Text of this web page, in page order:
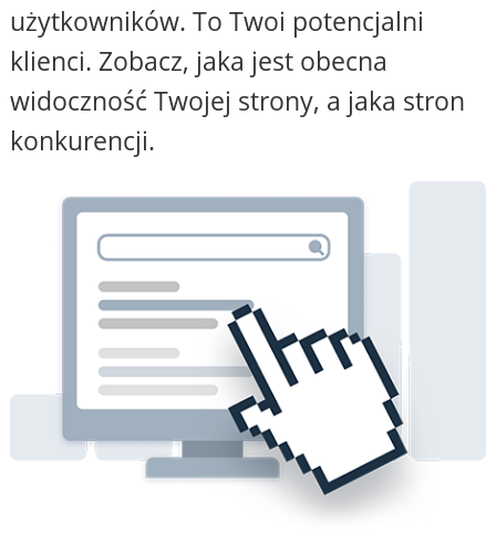
użytkowników. To Twoi potencjalni
klienci. Zobacz, jaka jest obecna
widoczność Twojej strony, a jaka stron
konkurencji.